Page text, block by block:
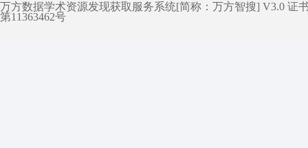
万方数据学术资源发现获取服务系统[简称：万方智搜] V3.0 证
第11363462号